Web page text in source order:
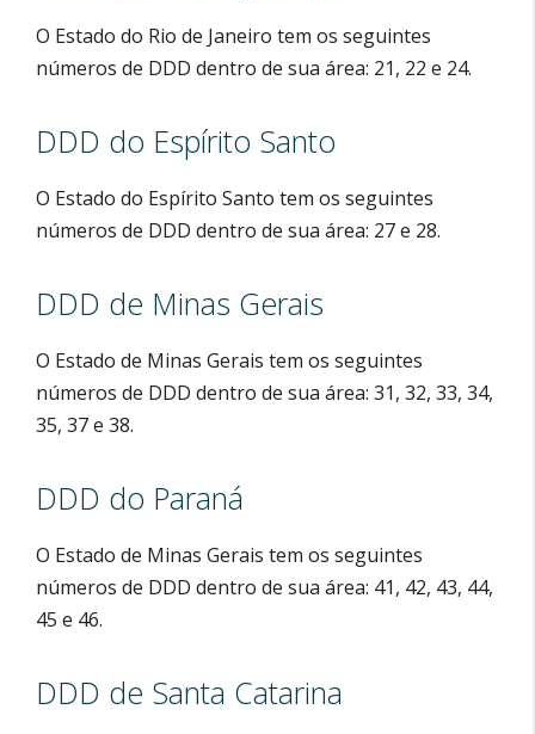
O Estado do Rio de Janeiro tem os seguintes
números de DDD dentro de sua área: 21, 22 e 24.
DDD do Espírito Santo
O Estado do Espírito Santo tem os seguintes
números de DDD dentro de sua área: 27 e 28.
DDD de Minas Gerais
O Estado de Minas Gerais tem os seguintes
números de DDD dentro de sua área: 31, 32, 33, 34,
35, 37 e 38.
DDD do Paraná
O Estado de Minas Gerais tem os seguintes
números de DDD dentro de sua área: 41, 42, 43, 44,
45 e 46.
DDD de Santa Catarina